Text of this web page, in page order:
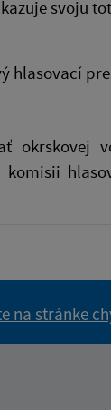
svoju
hlasovací
okrskovej
na stránke